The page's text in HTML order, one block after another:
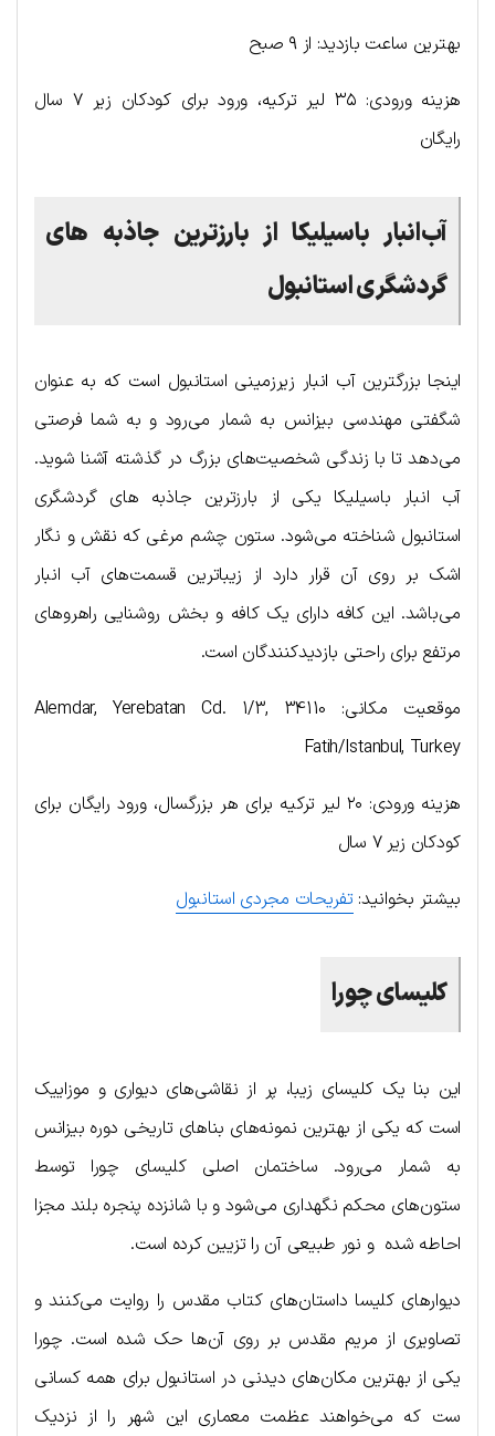
بهترین ساعت بازدید: از ۹ صبح
هزینه ورودی: ۳۵ لیر ترکیه، ورود برای کودکان زیر ۷ سال
رایگان
آب‌انبار باسیلیکا از بارزترین جاذبه های
گردشگری استانبول
اینجا بزرگترین آب انبار زیرزمینی استانبول است که به عنوان
شگفتی مهندسی بیزانس به شمار می‌رود و به شما فرصتی
می‌دهد تا با زندگی شخصیت‌های بزرگ در گذشته آشنا شوید.
آب انبار باسیلیکا یکی از بارزترین جاذبه های گردشگری
استانبول شناخته می‌شود. ستون چشم مرغی که نقش و نگار
اشک بر روی آن قرار دارد از زیباترین قسمت‌های آب انبار
می‌باشد. این کافه دارای یک کافه و بخش روشنایی راهروهای
مرتفع برای راحتی بازدیدکنندگان است.
موقعیت مکانی: Alemdar, Yerebatan Cd. 1/3, 34110
Fatih/Istanbul, Turkey
هزینه ورودی: ۲۰ لیر ترکیه برای هر بزرگسال، ورود رایگان برای
کودکان زیر ۷ سال
بیشتر بخوانید: تفریحات مجردی استانبول
کلیسای چورا
این بنا یک کلیسای زیبا، پر از نقاشی‌های دیواری و موزاییک
است که یکی از بهترین نمونه‌های بناهای تاریخی دوره بیزانس
به شمار می‌رود. ساختمان اصلی کلیسای چورا توسط
ستون‌های محکم نگهداری می‌شود و با شانزده پنجره بلند مجزا
احاطه شده و نور طبیعی آن را تزیین کرده است.
دیوارهای کلیسا داستان‌های کتاب مقدس را روایت می‌کنند و
تصاویری از مریم مقدس بر روی آن‌ها حک شده است. چورا
یکی از بهترین مکان‌های دیدنی در استانبول برای همه کسانی
ست که می‌خواهند عظمت معماری این شهر را از نزدیک